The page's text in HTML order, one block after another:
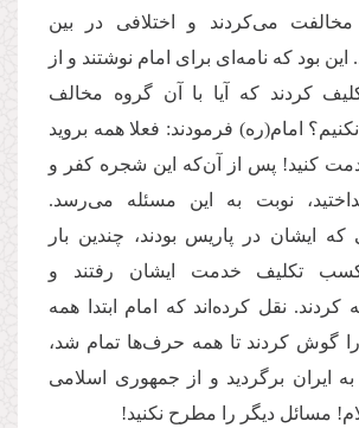
می‌کردند و اختلافی در بین
این بود که نامه‌ای برای امام نوشتند و از
کردند که آیا با آن گروه مخالف
امام(ره) فرمودند: فعلا همه بروید
کنید! پس از آن‌که این شجره کفر و
نوبت به این مسئله می‌رسد.
ایشان در پاریس بودند، چندین بار
تکلیف خدمت ایشان رفتند و
کردند. نقل کرده‌اند که امام ابتدا همه
گوش کردند تا همه حرف‌ها تمام شد،
ایران برگردید و از جمهوری اسلامی
مسائل دیگر را مطرح نکنید!